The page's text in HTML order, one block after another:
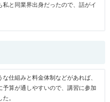
と同業界出身だったので、話がイ
仕組みと料金体制などがあれば、
予算が通しやすいので、講習に参加
。